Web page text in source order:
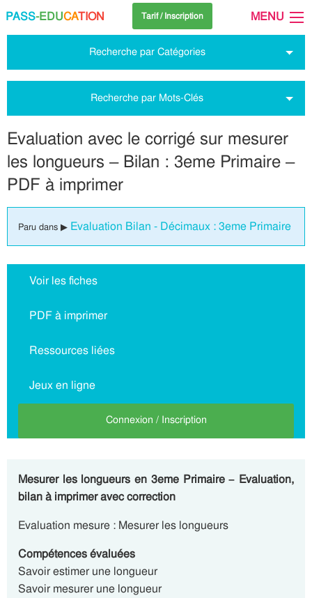
PASS-EDUCATION Tarif / Inscription MENU
Recherche par Catégories
Recherche par Mots-Clés
Evaluation avec le corrigé sur mesurer
les longueurs – Bilan : 3eme Primaire –
PDF à imprimer
Paru dans ▶ Evaluation Bilan - Décimaux : 3eme Primaire
Voir les fiches
PDF à imprimer
Ressources liées
Jeux en ligne
Connexion / Inscription
Mesurer les longueurs en 3eme Primaire – Evaluation,
bilan à imprimer avec correction
Evaluation mesure : Mesurer les longueurs
Compétences évaluées
Savoir estimer une longueur
Savoir mesurer une longueur